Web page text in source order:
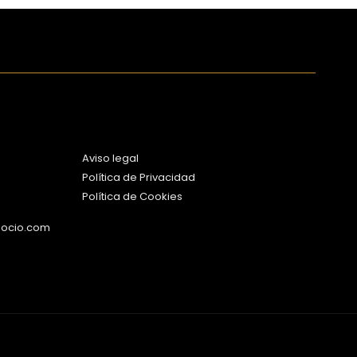
Aviso legal
Política de Privacidad
Política de Cookies